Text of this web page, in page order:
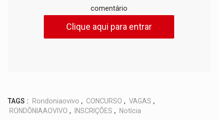
comentário
Clique aqui para entrar
TAGS : Rondoniaovivo , CONCURSO , VAGAS ,
RONDÔNIAAOVIVO , INSCRIÇÕES , Notícia